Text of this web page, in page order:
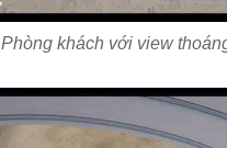
Phòng khách với view